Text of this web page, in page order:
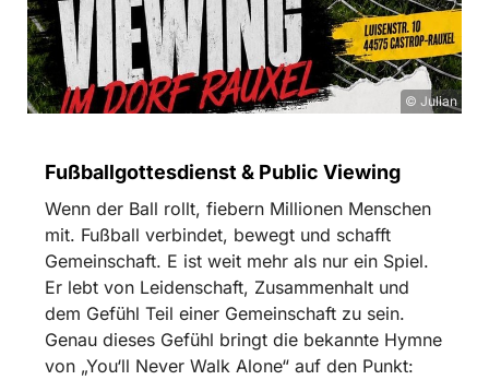
© Julian
Fußballgottesdienst & Public Viewing
Wenn der Ball rollt, fiebern Millionen Menschen
mit. Fußball verbindet, bewegt und schafft
Gemeinschaft. E ist weit mehr als nur ein Spiel.
Er lebt von Leidenschaft, Zusammenhalt und
dem Gefühl Teil einer Gemeinschaft zu sein.
Genau dieses Gefühl bringt die bekannte Hymne
von „You‘ll Never Walk Alone“ auf den Punkt: